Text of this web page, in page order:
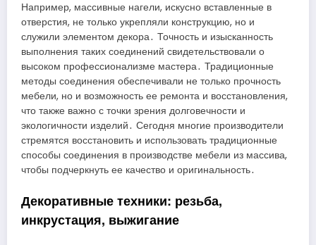
Например, массивные нагели, искусно вставленные в
отверстия, не только укрепляли конструкцию, но и
служили элементом декора․ Точность и изысканность
выполнения таких соединений свидетельствовали о
высоком профессионализме мастера․ Традиционные
методы соединения обеспечивали не только прочность
мебели, но и возможность ее ремонта и восстановления,
что также важно с точки зрения долговечности и
экологичности изделий․ Сегодня многие производители
стремятся восстановить и использовать традиционные
способы соединения в производстве мебели из массива,
чтобы подчеркнуть ее качество и оригинальность․
Декоративные техники: резьба,
инкрустация, выжигание